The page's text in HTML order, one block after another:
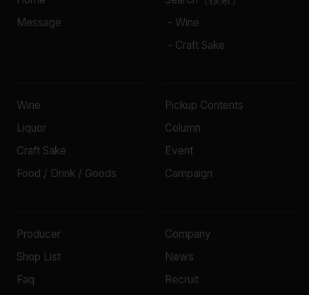
Message
- Wine
- Craft Sake
Wine
Liquor
Craft Sake
Food / Drink / Goods
Pickup Contents
Column
Event
Campaign
Producer
Shop List
Faq
Company
News
Recruit